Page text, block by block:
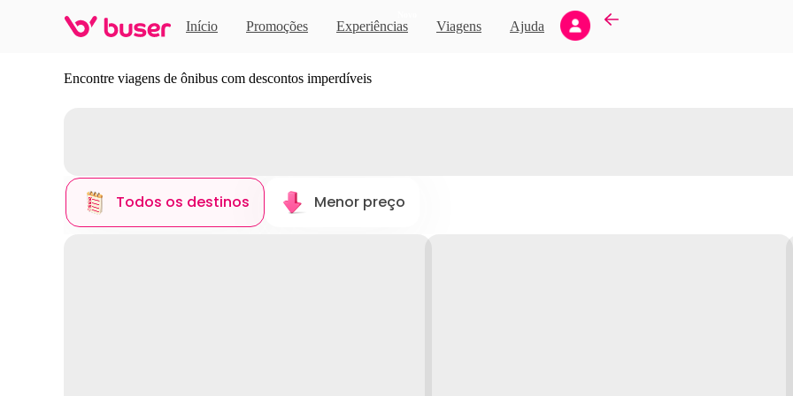
Início Promoções Experiências Viagens Ajuda
Descubra novos destinos
Encontre viagens de ônibus com descontos imperdíveis
Todos os destinos Menor preço